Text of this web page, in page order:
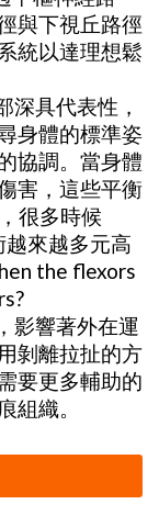
與下視丘路徑
統以達理想鬆
具代表性，
身體的標準姿
協調。當身體
害，這些平衡
很多時候
來越多元高
the flexors
影響著外在運
剝離拉扯的方
要更多輔助的
組織。